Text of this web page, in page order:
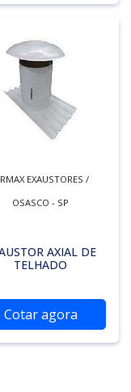
EXAUSTORES /
OSASCO - SP
AXIAL DE
TELHADO
Cotar agora